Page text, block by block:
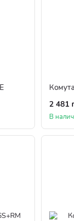
2 481
В